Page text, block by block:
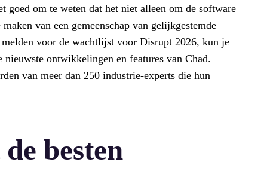
goed om te weten dat het niet alleen om de software
van een gemeenschap van gelijkgestemde
voor de wachtlijst voor Disrupt 2026, kun je
nieuwste ontwikkelingen en features van Chad.
van meer dan 250 industrie-experts die hun
besten